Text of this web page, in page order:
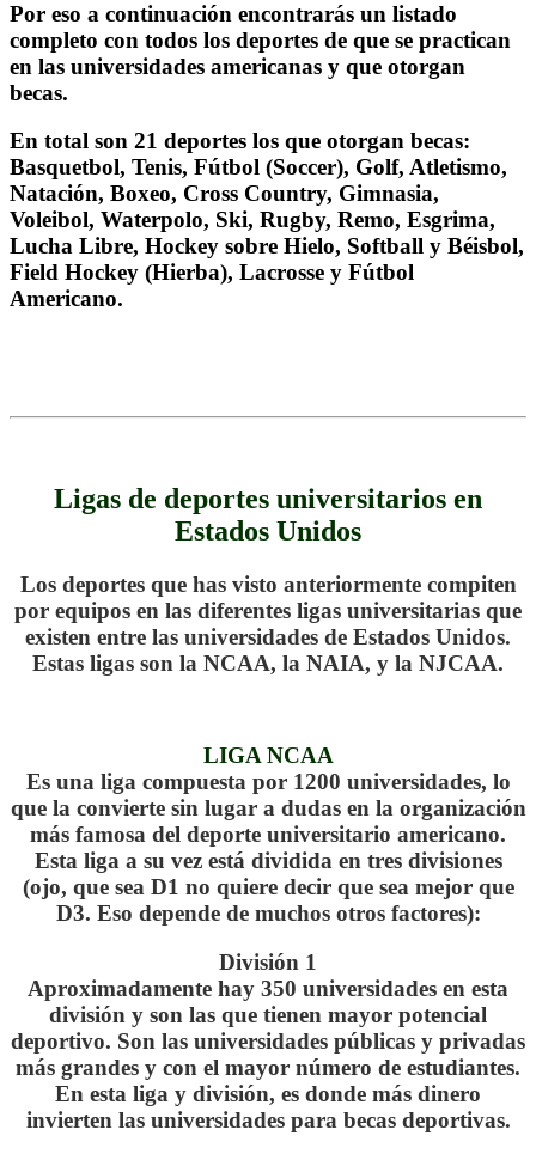
Por eso a continuación encontrarás un listado
completo con todos los deportes de que se practican
en las universidades americanas y que otorgan
becas.
En total son 21 deportes los que otorgan becas:
Basquetbol, Tenis, Fútbol (Soccer), Golf, Atletismo,
Natación, Boxeo, Cross Country, Gimnasia,
Voleibol, Waterpolo, Ski, Rugby, Remo, Esgrima,
Lucha Libre, Hockey sobre Hielo, Softball y Béisbol,
Field Hockey (Hierba), Lacrosse y Fútbol
Americano.
Ligas de deportes universitarios en
Estados Unidos
Los deportes que has visto anteriormente compiten
por equipos en las diferentes ligas universitarias que
existen entre las universidades de Estados Unidos.
Estas ligas son la NCAA, la NAIA, y la NJCAA.
LIGA NCAA
Es una liga compuesta por 1200 universidades, lo
que la convierte sin lugar a dudas en la organización
más famosa del deporte universitario americano.
Esta liga a su vez está dividida en tres divisiones
(ojo, que sea D1 no quiere decir que sea mejor que
D3. Eso depende de muchos otros factores):
División 1
Aproximadamente hay 350 universidades en esta
división y son las que tienen mayor potencial
deportivo. Son las universidades públicas y privadas
más grandes y con el mayor número de estudiantes.
En esta liga y división, es donde más dinero
invierten las universidades para becas deportivas.